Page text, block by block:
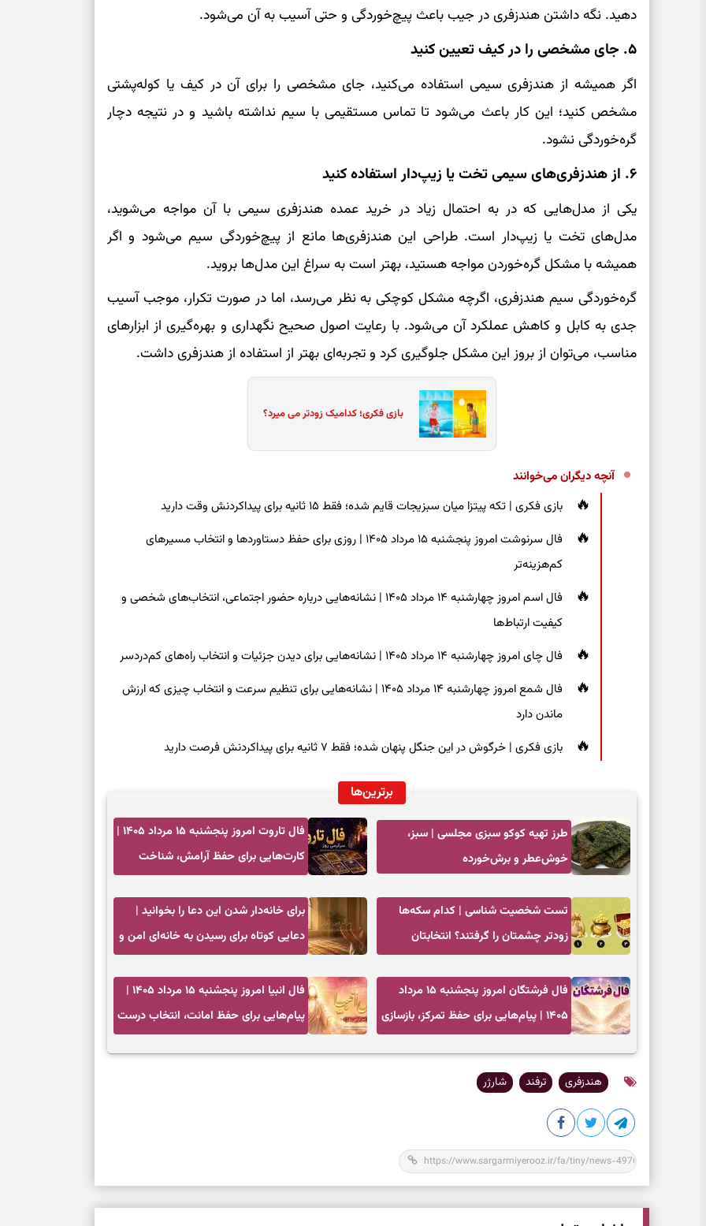
دهید. نگه داشتن هندزفری در جیب باعث پیچ‌خوردگی و حتی آسیب به آن می‌شود.
۵. جای مشخصی را در کیف تعیین کنید
اگر همیشه از هندزفری سیمی استفاده می‌کنید، جای مشخصی را برای آن در کیف یا کوله‌پشتی
مشخص کنید؛ این کار باعث می‌شود تا تماس مستقیمی با سیم نداشته باشید و در نتیجه دچار
گره‌خوردگی نشود.
۶. از هندزفری‌های سیمی تخت یا زیپ‌دار استفاده کنید
یکی از مدل‌هایی که در به احتمال زیاد در خرید عمده هندزفری سیمی با آن مواجه می‌شوید،
مدل‌های تخت یا زیپ‌دار است. طراحی این هندزفری‌ها مانع از پیچ‌خوردگی سیم می‌شود و اگر
همیشه با مشکل گره‌خوردن مواجه هستید، بهتر است به سراغ این مدل‌ها بروید.
گره‌خوردگی سیم هندزفری، اگرچه مشکل کوچکی به نظر می‌رسد، اما در صورت تکرار، موجب آسیب
جدی به کابل و کاهش عملکرد آن می‌شود. با رعایت اصول صحیح نگهداری و بهره‌گیری از ابزارهای
مناسب، می‌توان از بروز این مشکل جلوگیری کرد و تجربه‌ای بهتر از استفاده از هندزفری داشت.
بازی فکری؛ کدامیک زودتر می میرد؟
آنچه دیگران می‌خوانند
بازی فکری | تکه پیتزا میان سبزیجات قایم شده؛ فقط ۱۵ ثانیه برای پیداکردنش وقت دارید
فال سرنوشت امروز پنجشنبه ۱۵ مرداد ۱۴۰۵ | روزی برای حفظ دستاوردها و انتخاب مسیرهای
کم‌هزینه‌تر
فال اسم امروز چهارشنبه ۱۴ مرداد ۱۴۰۵ | نشانه‌هایی درباره حضور اجتماعی، انتخاب‌های شخصی و
کیفیت ارتباط‌ها
فال چای امروز چهارشنبه ۱۴ مرداد ۱۴۰۵ | نشانه‌هایی برای دیدن جزئیات و انتخاب راه‌های کم‌دردسر
فال شمع امروز چهارشنبه ۱۴ مرداد ۱۴۰۵ | نشانه‌هایی برای تنظیم سرعت و انتخاب چیزی که ارزش
ماندن دارد
بازی فکری | خرگوش در این جنگل پنهان شده؛ فقط ۷ ثانیه برای پیداکردنش فرصت دارید
برترین‌ها
طرز تهیه کوکو سبزی مجلسی | سبز،
خوش‌عطر و برش‌خورده
فال تاروت امروز پنجشنبه ۱۵ مرداد ۱۴۰۵ |
کارت‌هایی برای حفظ آرامش، شناخت
تست شخصیت شناسی | کدام سکه‌ها
زودتر چشمتان را گرفتند؟ انتخابتان
برای خانه‌دار شدن این دعا را بخوانید |
دعایی کوتاه برای رسیدن به خانه‌ای امن و
فال فرشتگان امروز پنجشنبه ۱۵ مرداد
۱۴۰۵ | پیام‌هایی برای حفظ تمرکز، بازسازی
فال انبیا امروز پنجشنبه ۱۵ مرداد ۱۴۰۵ |
پیام‌هایی برای حفظ امانت، انتخاب درست
هندزفری ترفند شارژر